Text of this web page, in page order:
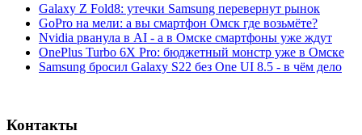
Galaxy Z Fold8: утечки Samsung перевернут рынок
GoPro на мели: а вы смартфон Омск где возьмёте?
Nvidia рванула в AI - а в Омске смартфоны уже ждут
OnePlus Turbo 6X Pro: бюджетный монстр уже в Омске
Samsung бросил Galaxy S22 без One UI 8.5 - в чём дело
Контакты